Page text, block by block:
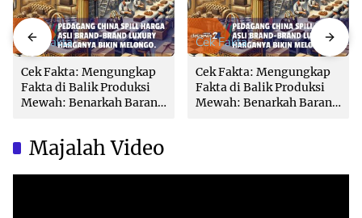
Cek Fakta
Cek Fakta: Mengungkap
Fakta di Balik Produksi
Mewah: Benarkah Barang
Cek Fakta
Cek Fakta: Mengungkap
Fakta di Balik Produksi
Mewah: Benarkah Barang
Majalah Video